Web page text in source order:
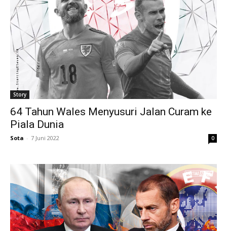
Story
64 Tahun Wales Menyusuri Jalan Curam ke
Piala Dunia
Sota - 7 Juni 2022 0